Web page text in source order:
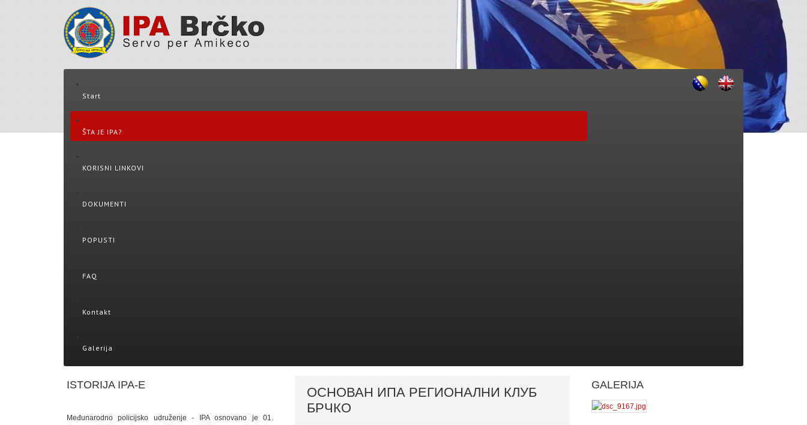
Start
ŠTA JE IPA?
KORISNI LINKOVI
DOKUMENTI
POPUSTI
FAQ
Kontakt
Galerija
ISTORIJA IPA-E
Međunarodno policijsko udruženje - IPA osnovano je 01.
ОСНОВАН ИПА РЕГИОНАЛНИ КЛУБ
БРЧКО
GALERIJA